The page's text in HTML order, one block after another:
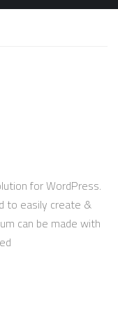
for WordPress.
to easily create &
can be made with